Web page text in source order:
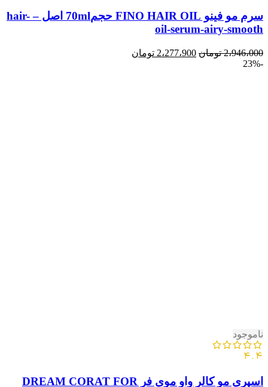
سرم مو فینو FINO HAIR OIL حجم70ml اصل – hair-
oil-serum-airy-smooth
2،946،000 تومان 2،277،900 تومان
-23%
ناموجود
4.4
اسپری مو کالر واو موی فر DREAM CORAT FOR